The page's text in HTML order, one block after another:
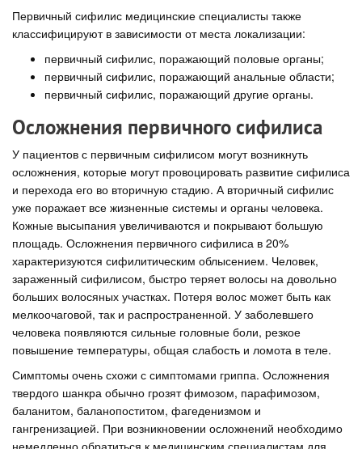
Первичный сифилис медицинские специалисты также
классифицируют в зависимости от места локализации:
первичный сифилис, поражающий половые органы;
первичный сифилис, поражающий анальные области;
первичный сифилис, поражающий другие органы.
Осложнения первичного сифилиса
У пациентов с первичным сифилисом могут возникнуть
осложнения, которые могут провоцировать развитие сифилиса
и перехода его во вторичную стадию. А вторичный сифилис
уже поражает все жизненные системы и органы человека.
Кожные высыпания увеличиваются и покрывают большую
площадь. Осложнения первичного сифилиса в 20%
характеризуются сифилитическим облысением. Человек,
зараженный сифилисом, быстро теряет волосы на довольно
больших волосяных участках. Потеря волос может быть как
мелкоочаговой, так и распространенной. У заболевшего
человека появляются сильные головные боли, резкое
повышение температуры, общая слабость и ломота в теле.
Симптомы очень схожи с симптомами гриппа. Осложнения
твердого шанкра обычно грозят фимозом, парафимозом,
баланитом, баланопоститом, фагеденизмом и
гангренизацией. При возникновении осложнений необходимо
немедленно обратиться к медицинским специалистам для